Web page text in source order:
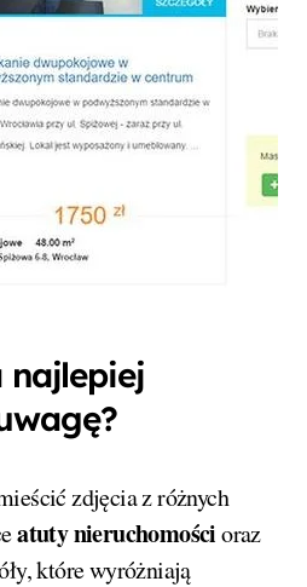
najlepiej
zdjęcia z różnych
atuty nieruchomościoraz
które wyróżniają